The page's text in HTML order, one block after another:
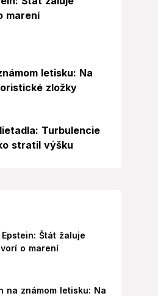
marení
letisku: Na
zložky
Turbulencie
stratil výšku
Štát žaluje
o marení
na známom letisku: Na